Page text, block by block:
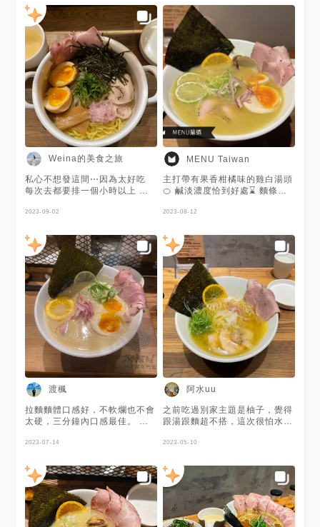
雲集水餃
一個小時終於入座，第一口湯入
喉就確信，所有的等待，都是值
得的 蛤蜊的鮮甜跟柑橘的果酸
和雞湯底完整結合，每一口湯都
層次滿滿，真的會忍不住一口一
口簌下肚。湯接近見底時已經過
分濃厚，還可以自取店內的柴魚
清湯加入碗中讓「水位回升」，
再喝半碗都沒問題，光這點就很
值得落淚ಥ_ಥ 萬萬沒想到的是
柴魚清湯本人也好喝得很誇張，
清澈純粹的味道太讓人心醉了
配料的部分相對沒這麼亮眼但也
都表現良好：豬雞叉燒都蠻濕
潤，豬很好咬斷讓人心情很好，
蛤蜊本人就(消音為佳)，然後溏
心蛋偏生，不是我最喜歡的熟度
好喜歡好喜歡，好像找到第一碗
作人員都會來關心口味是否吃得
習慣小聊一下，能夠在人力吃緊
又無時無刻rush的每個當下這般
保持真的很讓人敬佩又感到可愛
🤍 雖然真的好遠好遠，但好期
待再訪嘗試其他口味，而且這次
忘記加點筍干了-3- ｜仁愛圓環
仁愛國中隔壁巷子 ｜生意超級
好建議一定要提早來排隊 ｜機
台點餐，無服務費，先付 #20f
食驗室 #20f食驗室田調
Weina的美食之旅
私心不想發這間⋯因為太好吃
每次去都要排一個小時以上 但
隊 希望他不要再紅了🤣🥹👍🏻💯
2023-09-02
MENU Taiwan
主打帶有果香柑橘味的雞白湯頭
🍊 鹹淡濃度恰到好處⌛️ 麵條偏
位，只能現場排隊喔🙋‍♀️ 謝謝
2023-08-12
渡楓
拉麵麵體口感好，不軟爛也不會
太硬，三分鐘內口感最佳。 湯
濃又鹹容易有膩感。 湯頭夠
來說非常滿足～
2023-07-14
阿水uu
之前吃過別家主題是柚子，覺得
跟湯跟麵超不搭，這次很怕水果
清爽 柑橘味很香甜，叉燒飯很
唯一缺點就是要排隊好久🥲 #台
北美食 # #台北咖啡廳 #台北拉
麵 #新北美食 #新北咖啡廳 #新
北拉麵 #大安美食 #大安咖啡廳
#大安拉麵 #拉麵 #柑橘 #水果
#叉燒飯 #丼飯
2023-05-10